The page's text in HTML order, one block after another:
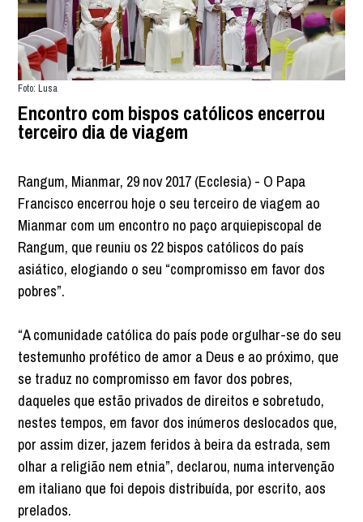
Foto: Lusa
Encontro com bispos católicos encerrou
terceiro dia de viagem
Rangum, Mianmar, 29 nov 2017 (Ecclesia) - O Papa
Francisco encerrou hoje o seu terceiro de viagem ao
Mianmar com um encontro no paço arquiepiscopal de
Rangum, que reuniu os 22 bispos católicos do país
asiático, elogiando o seu “compromisso em favor dos
pobres”.
“A comunidade católica do país pode orgulhar-se do seu
testemunho profético de amor a Deus e ao próximo, que
se traduz no compromisso em favor dos pobres,
daqueles que estão privados de direitos e sobretudo,
nestes tempos, em favor dos inúmeros deslocados que,
por assim dizer, jazem feridos à beira da estrada, sem
olhar a religião nem etnia”, declarou, numa intervenção
em italiano que foi depois distribuída, por escrito, aos
prelados.